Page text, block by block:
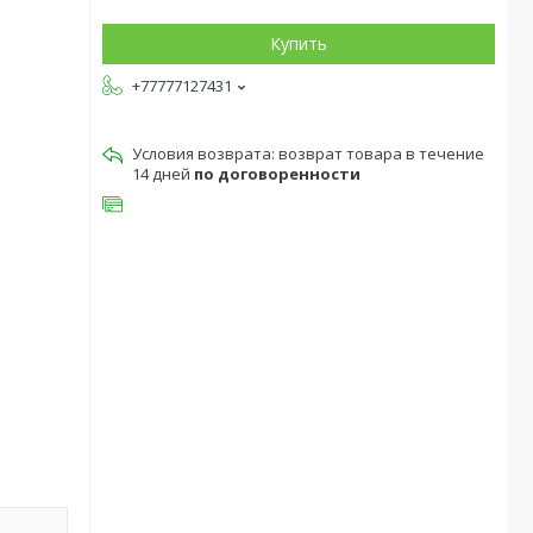
Купить
+77777127431
возврат товара в течение
14 дней по договоренности